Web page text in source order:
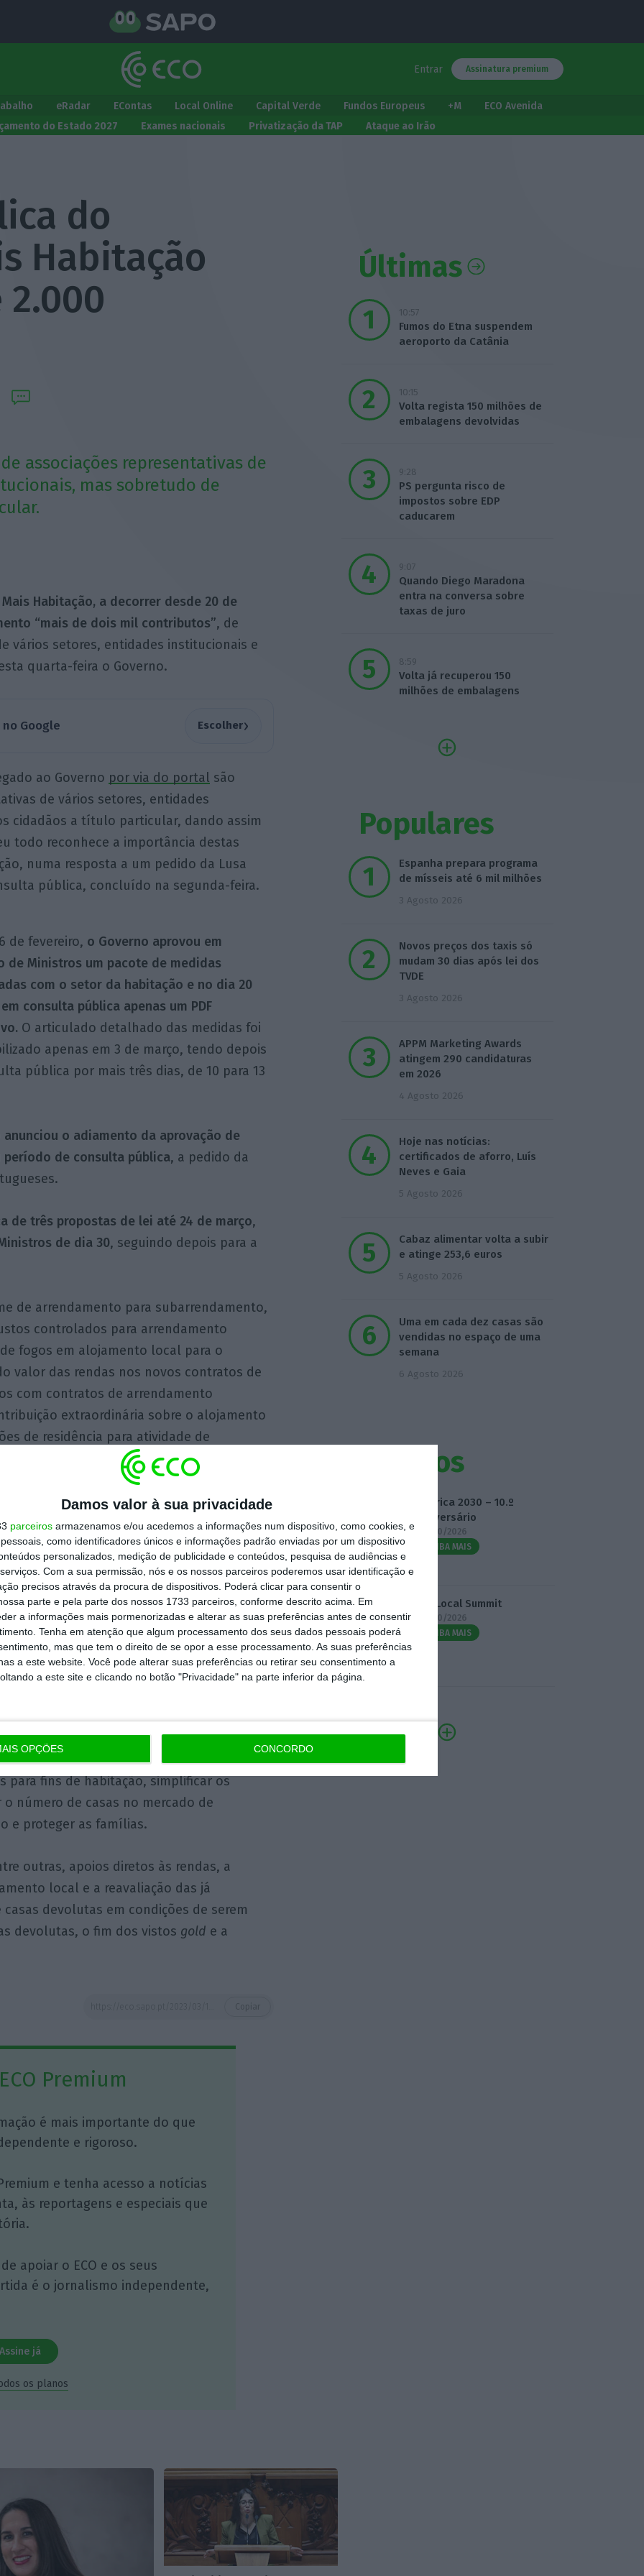
Damos valor à sua privacidade
parceiros armazenamos e/ou acedemos a informações num dispositivo, como cookies, e
como identificadores únicos e informações padrão enviadas por um dispositivo
personalizados, medição de publicidade e conteúdos, pesquisa de audiências e
Com a sua permissão, nós e os nossos parceiros poderemos usar identificação e
precisos através da procura de dispositivos. Poderá clicar para consentir o
parte e pela parte dos nossos 1733 parceiros, conforme descrito acima. Em
a informações mais pormenorizadas e alterar as suas preferências antes de consentir
Tenha em atenção que algum processamento dos seus dados pessoais poderá
mas que tem o direito de se opor a esse processamento. As suas preferências
a este website. Você pode alterar suas preferências ou retirar seu consentimento a
a este site e clicando no botão "Privacidade" na parte inferior da página.
OPÇÕES CONCORDO
Entrar Assinatura premium
eRadar EContas Local Online Capital Verde Fundos Europeus +M
ECO Avenida
do Estado 2027 Exames nacionais Privatização da TAP Ataque ao Irão
do
Habitação
associações representativas de
mas sobretudo de
Habitação, a decorrer desde 20 de
“mais de dois mil contributos”, de
vários setores, entidades institucionais e
quarta-feira o Governo.
Google Escolher›
ao Governo por via do portal são
de vários setores, entidades
cidadãos a título particular, dando assim
todo reconhece a importância destas
numa resposta a um pedido da Lusa
pública, concluído na segunda-feira.
de fevereiro, o Governo aprovou em
de Ministros um pacote de medidas
com o setor da habitação e no dia 20
consulta pública apenas um PDF
O articulado detalhado das medidas foi
apenas em 3 de março, tendo depois
pública por mais três dias, de 10 para 13
anunciou o adiamento da aprovação de
de consulta pública, a pedido da
de três propostas de lei até 24 de março,
de dia 30, seguindo depois para a
de arrendamento para subarrendamento,
controlados para arrendamento
fogos em alojamento local para o
valor das rendas nos novos contratos de
com contratos de arrendamento
extraordinária sobre o alojamento
de residência para atividade de
e de impostos.
de um balcão que agregue os Serviços
(SIMA) e o Balcão Nacional do
procedimentos e a harmonizar o
simplificação e agilização dos
e das operações urbanísticas.
referentes aos apoios ao crédito à
consulta pública esta segunda-feira,
no Conselho de Ministros na quinta-feira,
possível
tem umcusto estimado em 900
crise da habitação com cinco eixos:
para fins de habitação, simplificar os
número de casas no mercado de
e proteger as famílias.
outras, apoios diretos às rendas, a
local e a reavaliação das já
devolutas em condições de serem
devolutas, o fim dos vistos gold e a
Premium
é mais importante do que
e rigoroso.
e tenha acesso a notícias
às reportagens e especiais que
apoiar o ECO e os seus
é o jornalismo independente,
Assine já
os planos
Últimas
10:57
Fumos do Etna suspendem
aeroporto da Catânia
10:15
Volta regista 150 milhões de
embalagens devolvidas
9:28
PS pergunta risco de
impostos sobre EDP
caducarem
9:07
Quando Diego Maradona
entra na conversa sobre
taxas de juro
8:59
Volta já recuperou 150
milhões de embalagens
Populares
Espanha prepara programa
de mísseis até 6 mil milhões
3 Agosto 2026
Novos preços dos taxis só
mudam 30 dias após lei dos
TVDE
3 Agosto 2026
APPM Marketing Awards
atingem 290 candidaturas
em 2026
4 Agosto 2026
Hoje nas notícias:
certificados de aforro, Luís
Neves e Gaia
5 Agosto 2026
Cabaz alimentar volta a subir
e atinge 253,6 euros
5 Agosto 2026
Uma em cada dez casas são
vendidas no espaço de uma
semana
6 Agosto 2026
Eventos
Fábrica 2030 – 10.º
Aniversário
14/10/2026
SAIBA MAIS
3.º Local Summit
07/10/2026
SAIBA MAIS